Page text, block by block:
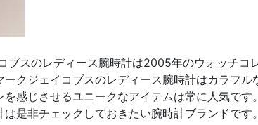
ブスのレディース腕時計は2005年のウォッチコ
クジェイコブスのレディース腕時計はカラフ
感じさせるユニークなアイテムは常に人気で
是非チェックしておきたい腕時計ブランドです。